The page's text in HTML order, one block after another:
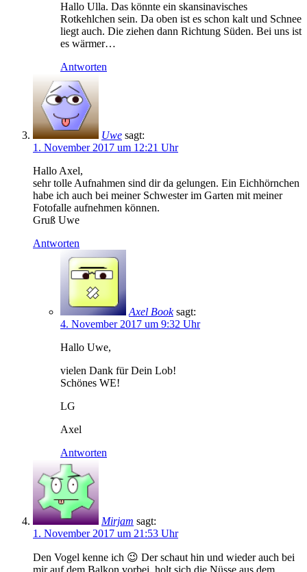
Hallo Ulla. Das könnte ein skansinavisches
Rotkehlchen sein. Da oben ist es schon kalt und Schnee
liegt auch. Die ziehen dann Richtung Süden. Bei uns ist
es wärmer…
Antworten
Uwe sagt:
1. November 2017 um 12:21 Uhr
Hallo Axel,
sehr tolle Aufnahmen sind dir da gelungen. Ein Eichhörnchen
habe ich auch bei meiner Schwester im Garten mit meiner
Fotofalle aufnehmen können.
Gruß Uwe
Antworten
Axel Book sagt:
4. November 2017 um 9:32 Uhr
Hallo Uwe,
vielen Dank für Dein Lob!
Schönes WE!
LG
Axel
Antworten
Mirjam sagt:
1. November 2017 um 21:53 Uhr
Den Vogel kenne ich 😉 Der schaut hin und wieder auch bei